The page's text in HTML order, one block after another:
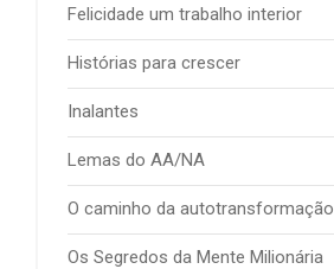
Felicidade um trabalho interior
Histórias para crescer
Inalantes
Lemas do AA/NA
O caminho da autotransformação
Os Segredos da Mente Milionária